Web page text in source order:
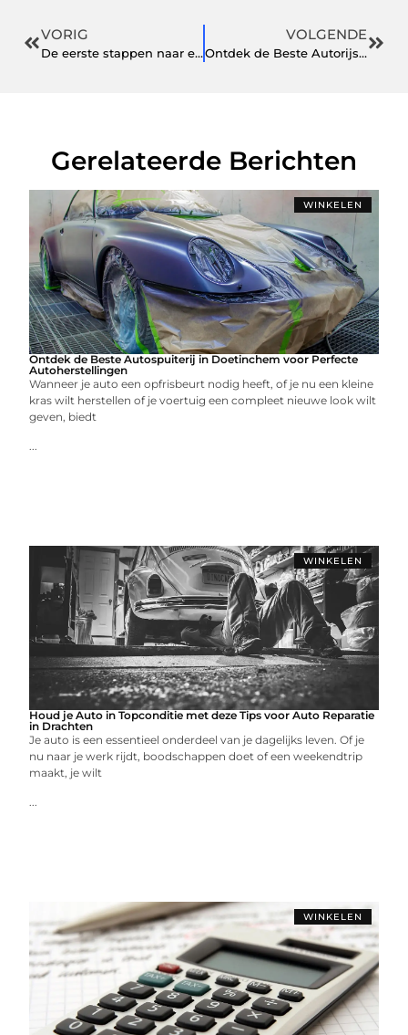
VORIG
De eerste stappen naar een business
VOLGENDE
Ontdek de Beste Autorijschool in Zutphen voor Succesvol Leren Autorijden
Gerelateerde Berichten
WINKELEN
Ontdek de Beste Autospuiterij in Doetinchem voor Perfecte
Autoherstellingen
Wanneer je auto een opfrisbeurt nodig heeft, of je nu een kleine
kras wilt herstellen of je voertuig een compleet nieuwe look wilt
geven, biedt
...
WINKELEN
Houd je Auto in Topconditie met deze Tips voor Auto Reparatie
in Drachten
Je auto is een essentieel onderdeel van je dagelijks leven. Of je
nu naar je werk rijdt, boodschappen doet of een weekendtrip
maakt, je wilt
...
WINKELEN